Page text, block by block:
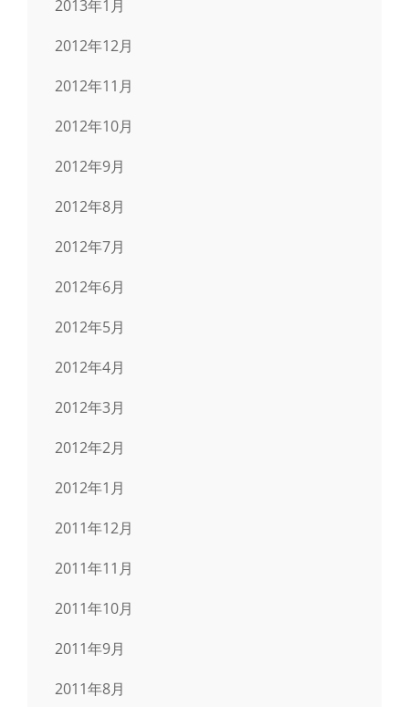
2013年1月
2012年12月
2012年11月
2012年10月
2012年9月
2012年8月
2012年7月
2012年6月
2012年5月
2012年4月
2012年3月
2012年2月
2012年1月
2011年12月
2011年11月
2011年10月
2011年9月
2011年8月